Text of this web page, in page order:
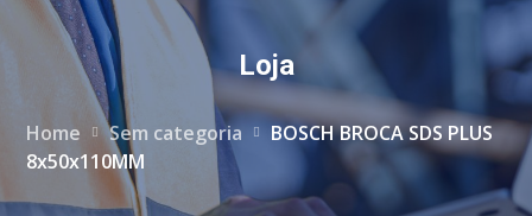
Loja
Home Sem categoria
BOSCH BROCA SDS PLUS
8x50x110MM